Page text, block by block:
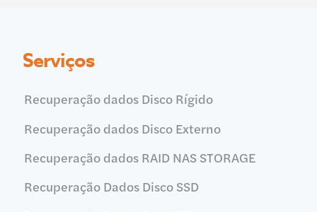
Serviços
Recuperação dados Disco Rígido
Recuperação dados Disco Externo
Recuperação dados RAID NAS STORAGE
Recuperação Dados Disco SSD